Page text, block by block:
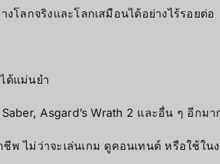
โลกจริงและโลกเสมือนได้อย่างไร้รอยต่อ
ด้แม่นยำ
Asgard’s Wrath 2 และอื่น ๆ อีกมา
พ ไม่ว่าจะเล่นเกม ดูคอนเทนต์ หรือใช้ใ